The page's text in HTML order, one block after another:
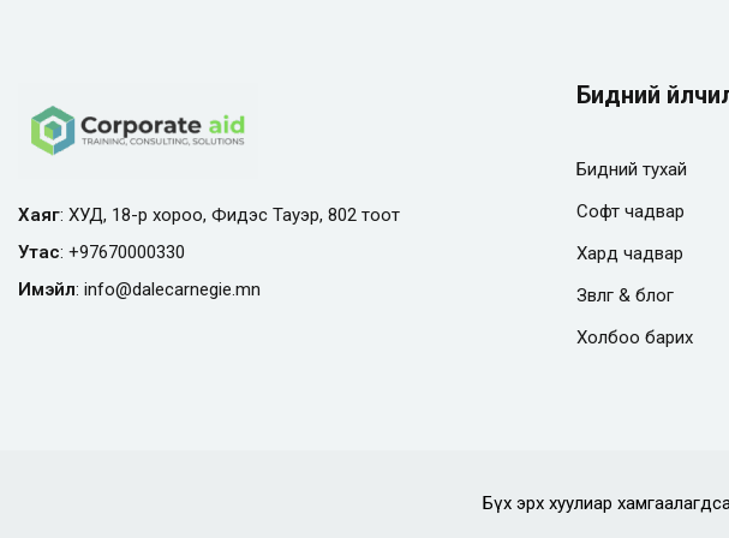
Хаяг: ХУД, 18-р хороо, Фидэс Тауэр, 802 тоот
Утас: +97670000330
Имэйл: info@dalecarnegie.mn
Бидний
Бидний тухай
Софт чадвар
Хард чадвар
Зөвлөгөө & блог
Холбоо барих
Бүх эрх хуулиар